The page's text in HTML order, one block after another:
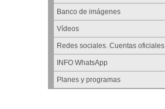
Banco de imágenes
Vídeos
Redes sociales. Cuentas oficiales
INFO WhatsApp
Planes y programas